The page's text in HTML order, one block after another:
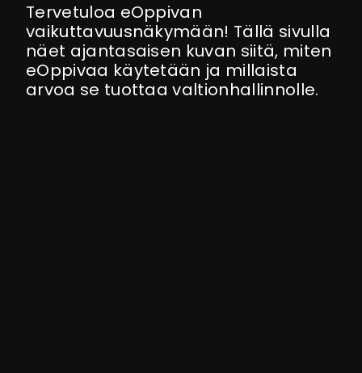
Tervetuloa eOppivan
vaikuttavuusnäkymään! Tällä sivulla
näet ajantasaisen kuvan siitä, miten
eOppivaa käytetään ja millaista
arvoa se tuottaa valtionhallinnolle.